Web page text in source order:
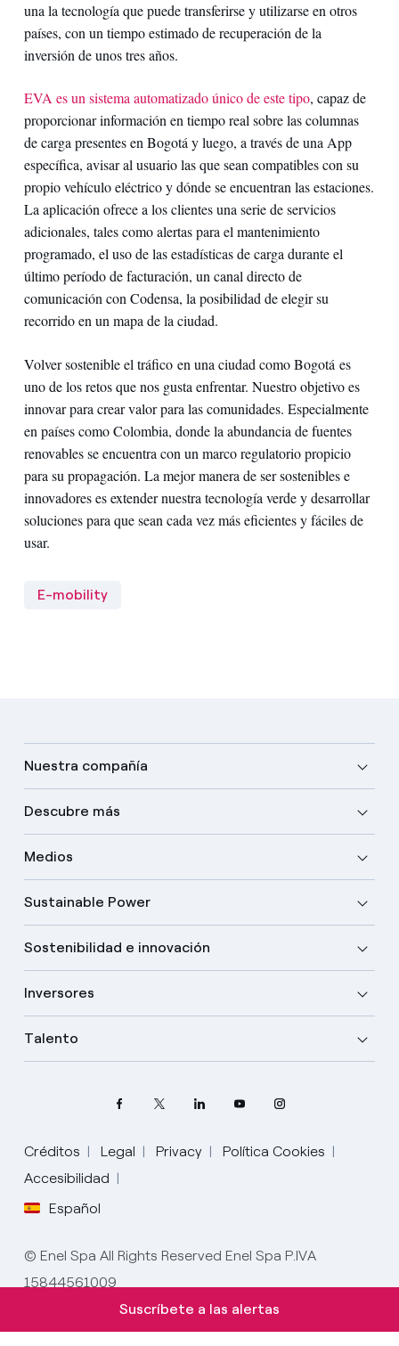
una la tecnología que puede transferirse y utilizarse en otros
países, con un tiempo estimado de recuperación de la
inversión de unos tres años.
EVA es un sistema automatizado único de este tipo, capaz de
proporcionar información en tiempo real sobre las columnas
de carga presentes en Bogotá y luego, a través de una App
específica, avisar al usuario las que sean compatibles con su
propio vehículo eléctrico y dónde se encuentran las estaciones.
La aplicación ofrece a los clientes una serie de servicios
adicionales, tales como alertas para el mantenimiento
programado, el uso de las estadísticas de carga durante el
último período de facturación, un canal directo de
comunicación con Codensa, la posibilidad de elegir su
recorrido en un mapa de la ciudad.
Volver sostenible el tráfico en una ciudad como Bogotá es
uno de los retos que nos gusta enfrentar. Nuestro objetivo es
innovar para crear valor para las comunidades. Especialmente
en países como Colombia, donde la abundancia de fuentes
renovables se encuentra con un marco regulatorio propicio
para su propagación. La mejor manera de ser sostenibles e
innovadores es extender nuestra tecnología verde y desarrollar
soluciones para que sean cada vez más eficientes y fáciles de
usar.
E-mobility
Nuestra compañía
Descubre más
Medios
Sustainable Power
Sostenibilidad e innovación
Inversores
Talento
Créditos Legal Privacy
Política Cookies
Accesibilidad
Español
Elige tu idioma
Inglés
Español
© Enel Spa All Rights Reserved Enel Spa P.IVA
15844561009
Suscríbete a las alertas